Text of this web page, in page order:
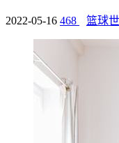
2022-05-16 468 篮球